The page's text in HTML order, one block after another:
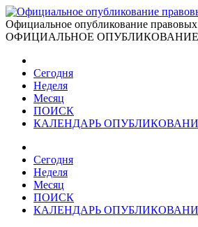
Официальное опубликование правовых
ОФИЦИАЛЬНОЕ ОПУБЛИКОВАНИЕ
Сегодня
Неделя
Месяц
ПОИСК
КАЛЕНДАРЬ
Сегодня
Неделя
Месяц
ПОИСК
КАЛЕНДАРЬ